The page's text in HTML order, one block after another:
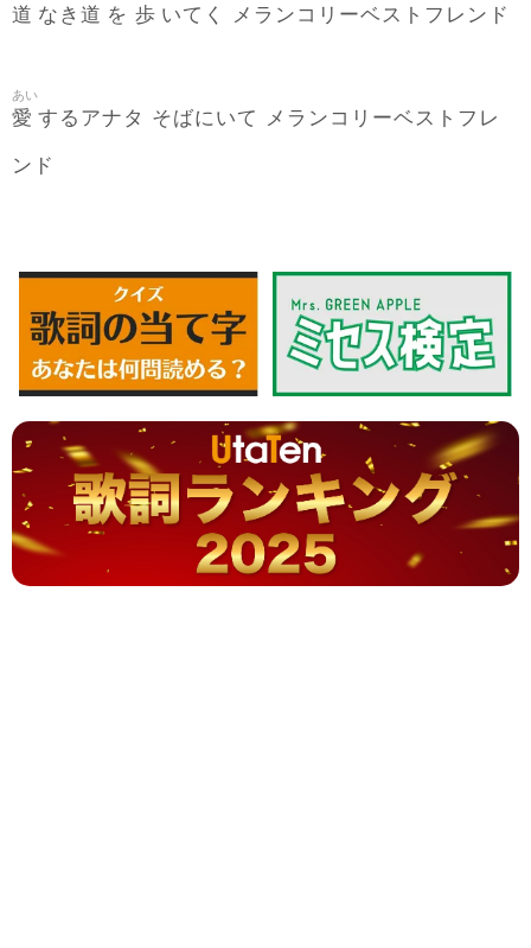
道 なき 道 を 歩 いてく メランコリーベストフレンド
愛
あい
するアナタ そばにいて メランコリーベストフレ
ンド